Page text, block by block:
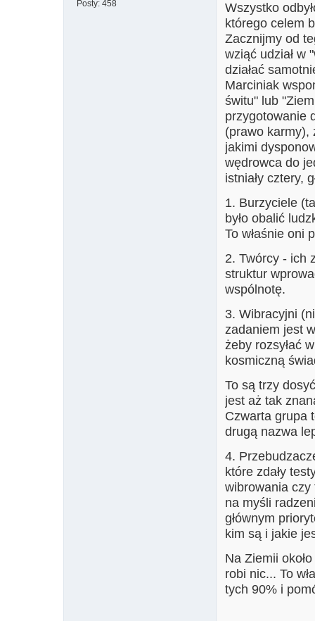
Posty: 458
Wszystko
którego celem
Zacznijmy od
wziąć udział w
działać
Marciniak
świtu" lub
przygotowanie
(prawo karmy),
jakimi
wędrowca do
istniały cztery,
1. Burzyciele
było obalić
To właśnie oni
2. Twórcy - ich
struktur
wspólnotę.
3. Wibracyjni
zadaniem jest
żeby rozsyłać
kosmiczną
To są trzy
jest aż tak
Czwarta grupa
drugą nazwa
4.
które zdały
wibrowania
na myśli
głównym
kim są i jakie
Na Ziemii
robi nic... To
tych 90% i